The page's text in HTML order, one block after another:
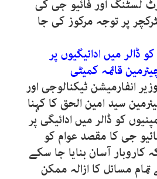
لسٹنگ اور فائیو جی کی
پر توجہ مرکوز کی جا
ڈالر میں ادائیگیوں پر
قائمہ کمیٹی
انفارمیشن ٹیکنالوجی اور
سید امین الحق کا کہنا
کو ڈالر میں ادائیگی پر
جی کا مقصد عوام کو
کاروبار آسان بنایا جا سکے
مسائل کا ازالہ ممکن